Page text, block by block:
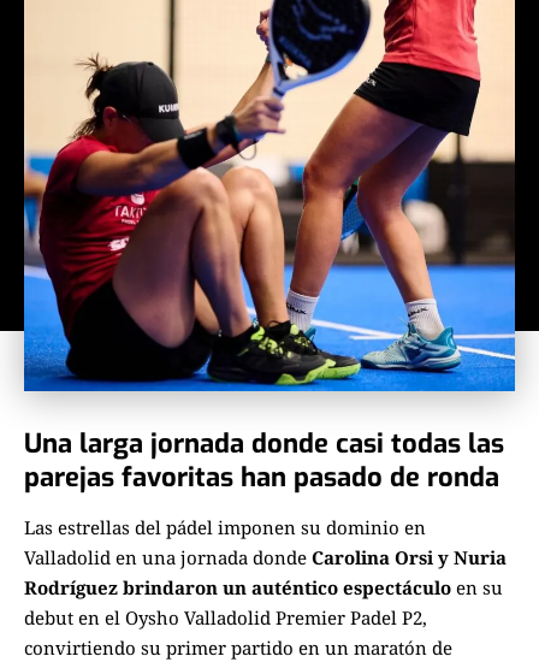
Una larga jornada donde casi todas las
parejas favoritas han pasado de ronda
Las estrellas del pádel imponen su dominio en
Valladolid en una jornada donde Carolina Orsi y Nuria
Rodríguez brindaron un auténtico espectáculo en su
debut en el Oysho Valladolid Premier Padel P2,
convirtiendo su primer partido en un maratón de